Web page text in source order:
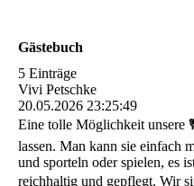
Gästebuch
5 Einträge
Vivi Petschke
20.05.2026 23:25:49
Eine tolle Möglichkeit unsere
lassen. Man kann sie einfach
und sporteln oder spielen, es
reichhaltig und gepflegt. Wir